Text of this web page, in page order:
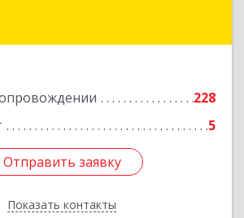
228
5
Отправить заявку
Показать контакты
обл, Архангельск г,
Подробнее
Отправить заявку
Назад